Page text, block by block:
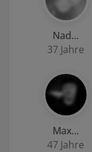
Nad…
37 Jahre
Max…
47 Jahre